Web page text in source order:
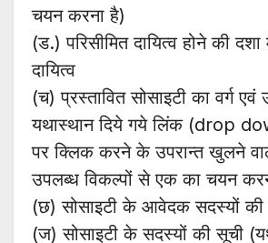
चयन करना है)
(ड.) परिसीमित दायित्व होने की
दायित्व
(च) प्रस्तावित सोसाइटी का वर्ग एवं
यथास्थान दिये गये लिंक (drop
पर क्लिक करने के उपरान्त खुलने
उपलब्ध विकल्पों से एक का चयन
(छ) सोसाइटी के आवेदक सदस्यों
(ज) सोसाइटी के सदस्यों की सूची